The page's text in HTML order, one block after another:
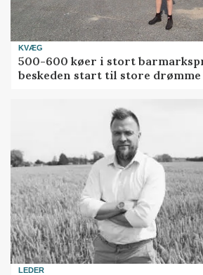
KVÆG
500-600 køer i stort
beskeden start til store drømme
LEDER